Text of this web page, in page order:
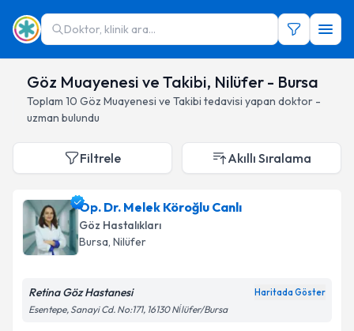
Doktor, klinik ara...
Göz Muayenesi ve Takibi, Nilüfer - Bursa
Toplam 10 Göz Muayenesi ve Takibi tedavisi yapan doktor -
uzman bulundu
Filtrele Akıllı Sıralama
Op. Dr. Melek Köroğlu Canlı
Göz Hastalıkları
Bursa, Nilüfer
Retina Göz Hastanesi Haritada Göster
Esentepe, Sanayi Cd. No:171, 16130 Ni̇lüfer/Bursa